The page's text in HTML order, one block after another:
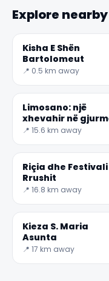
Explore
Kisha E Shën
Bartolomeut
📍 0.5 km away
Limosano: një
xhevahir në
E Çeçko Zalonit
📍 15.6 km away
Riçia dhe Festivali
Rrushit
📍 16.8 km away
Kieza S. Maria
Asunta
📍 17 km away
🏆🏆 #1 Trip
Rated best